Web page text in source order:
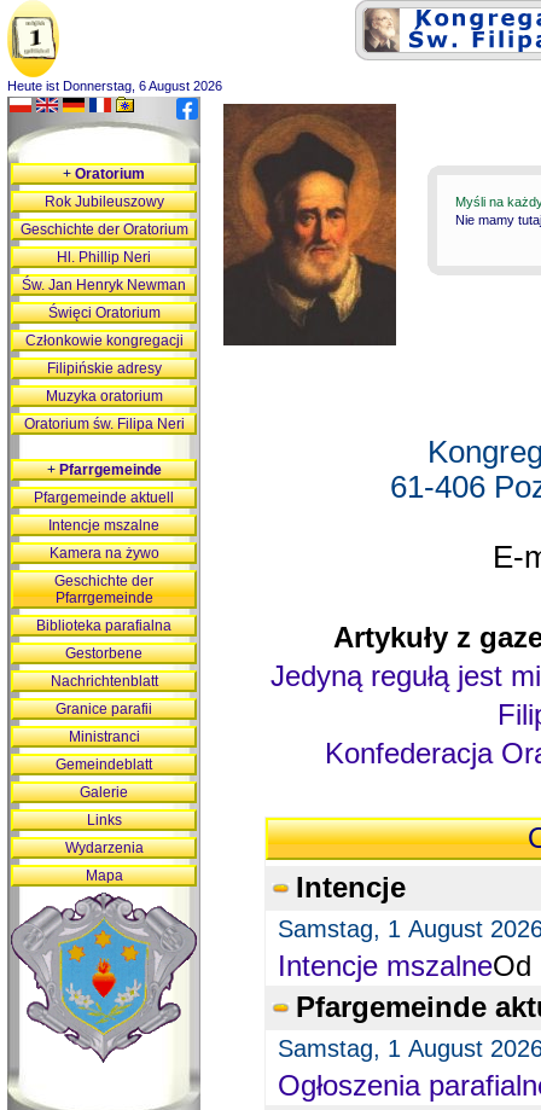
Heute ist Donnerstag, 6 August 2026
Myśli na
Nie mamy
61-406
E-
Artykuły z
Jedyną regułą jest
Konfederacja
Intencje
Samstag, 1 August
Intencje mszalneOd
Pfargemeinde
Samstag, 1 August
Ogłoszenia
+Oratorium
Rok Jubileuszowy
Geschichte der Oratorium
Hl. Phillip Neri
Św. Jan Henryk Newman
Święci Oratorium
Członkowie kongregacji
Filipińskie adresy
Muzyka oratorium
Oratorium św. Filipa Neri
+Pfarrgemeinde
Pfargemeinde aktuell
Intencje mszalne
Kamera na żywo
Geschichte der
Pfarrgemeinde
Biblioteka parafialna
Gestorbene
Nachrichtenblatt
Granice parafii
Ministranci
Gemeindeblatt
Galerie
Links
Wydarzenia
Mapa